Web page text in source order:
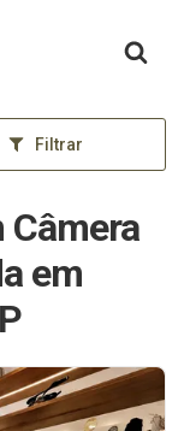
Filtrar
em